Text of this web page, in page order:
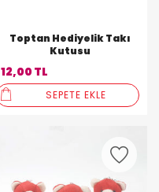
Toptan Hediyelik Takı
Kutusu
12,00 TL
SEPETE EKLE